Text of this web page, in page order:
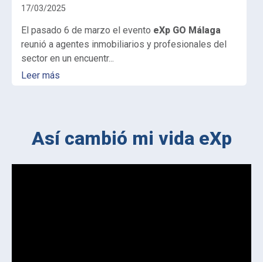
17/03/2025
El pasado 6 de marzo el evento eXp GO Málaga
reunió a agentes inmobiliarios y profesionales del
sector en un encuentr...
Leer más
Así cambió mi vida eXp